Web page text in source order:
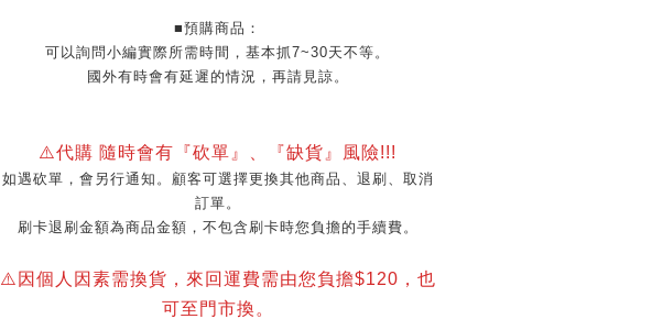
■預購商品：
可以詢問小編實際所需時間，基本抓7~30天不等。
國外有時會有延遲的情況，再請見諒。
⚠️代購 隨時會有『砍單』、『缺貨』風險!!!
如遇砍單，會另行通知。顧客可選擇更換其他商品、退刷、取消
訂單。
刷卡退刷金額為商品金額，不包含刷卡時您負擔的手續費。
⚠️因個人因素需換貨，來回運費需由您負擔$120，也
可至門市換。